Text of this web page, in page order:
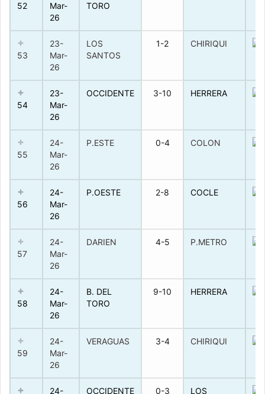
52
Mar-
26
TORO
53
23-
Mar-
26
LOS
SANTOS
1-2 CHIRIQUI
54
23-
Mar-
26
OCCIDENTE 3-10 HERRERA
55
24-
Mar-
26
P.ESTE 0-4 COLON
56
24-
Mar-
26
P.OESTE 2-8 COCLE
57
24-
Mar-
26
DARIEN 4-5 P.METRO
58
24-
Mar-
26
B. DEL
TORO
9-10 HERRERA
59
24-
Mar-
26
VERAGUAS 3-4 CHIRIQUI
24- OCCIDENTE 0-3 LOS